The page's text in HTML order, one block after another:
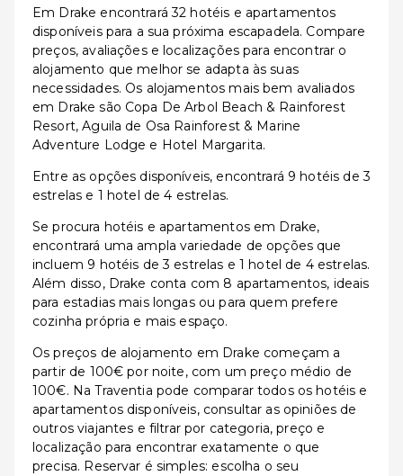
Em Drake encontrará 32 hotéis e apartamentos
disponíveis para a sua próxima escapadela. Compare
preços, avaliações e localizações para encontrar o
alojamento que melhor se adapta às suas
necessidades. Os alojamentos mais bem avaliados
em Drake são Copa De Arbol Beach & Rainforest
Resort, Aguila de Osa Rainforest & Marine
Adventure Lodge e Hotel Margarita.
Entre as opções disponíveis, encontrará 9 hotéis de 3
estrelas e 1 hotel de 4 estrelas.
Se procura hotéis e apartamentos em Drake,
encontrará uma ampla variedade de opções que
incluem 9 hotéis de 3 estrelas e 1 hotel de 4 estrelas.
Além disso, Drake conta com 8 apartamentos, ideais
para estadias mais longas ou para quem prefere
cozinha própria e mais espaço.
Os preços de alojamento em Drake começam a
partir de 100€ por noite, com um preço médio de
100€. Na Traventia pode comparar todos os hotéis e
apartamentos disponíveis, consultar as opiniões de
outros viajantes e filtrar por categoria, preço e
localização para encontrar exatamente o que
precisa. Reservar é simples: escolha o seu